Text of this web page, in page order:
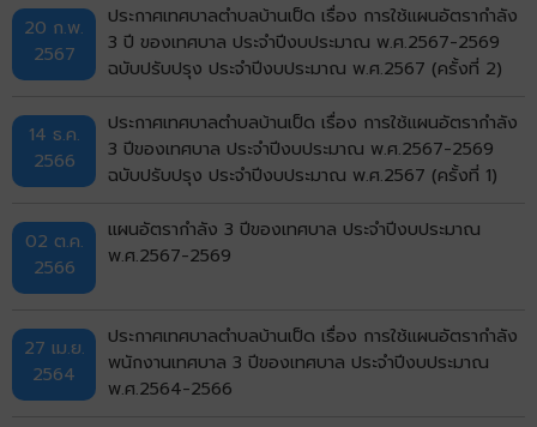
20 ก.พ.
2567
ประกาศเทศบาลตำบลบ้านเป็ด เรื่อง การใช้แผนอัตรากำลัง
3 ปี ของเทศบาล ประจำปีงบประมาณ พ.ศ.2567-2569
ฉบับปรับปรุง ประจำปีงบประมาณ พ.ศ.2567 (ครั้งที่ 2)
14 ธ.ค.
2566
ประกาศเทศบาลตำบลบ้านเป็ด เรื่อง การใช้แผนอัตรากำลัง
3 ปีของเทศบาล ประจำปีงบประมาณ พ.ศ.2567-2569
ฉบับปรับปรุง ประจำปีงบประมาณ พ.ศ.2567 (ครั้งที่ 1)
02 ต.ค.
2566
แผนอัตรากำลัง 3 ปีของเทศบาล ประจำปีงบประมาณ
พ.ศ.2567-2569
27 เม.ย.
2564
ประกาศเทศบาลตำบลบ้านเป็ด เรื่อง การใช้แผนอัตรากำลัง
พนักงานเทศบาล 3 ปีของเทศบาล ประจำปีงบประมาณ
พ.ศ.2564-2566